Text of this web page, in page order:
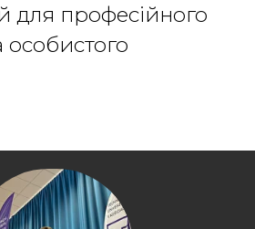
для професійного
особистого